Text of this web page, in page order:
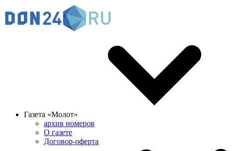
Газета «Молот»
архив номеров
О газете
Договор-оферта